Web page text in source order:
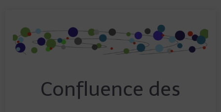
content
Confluence des